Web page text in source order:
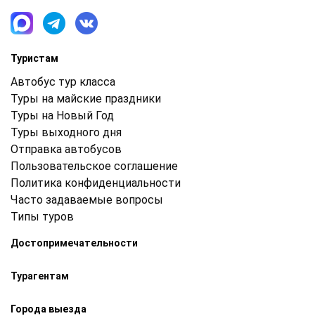
Туристам
Автобус тур класса
Туры на майские праздники
Туры на Новый Год
Туры выходного дня
Отправка автобусов
Пользовательское соглашение
Политика конфиденциальности
Часто задаваемые вопросы
Типы туров
Достопримечательности
Турагентам
Города выезда